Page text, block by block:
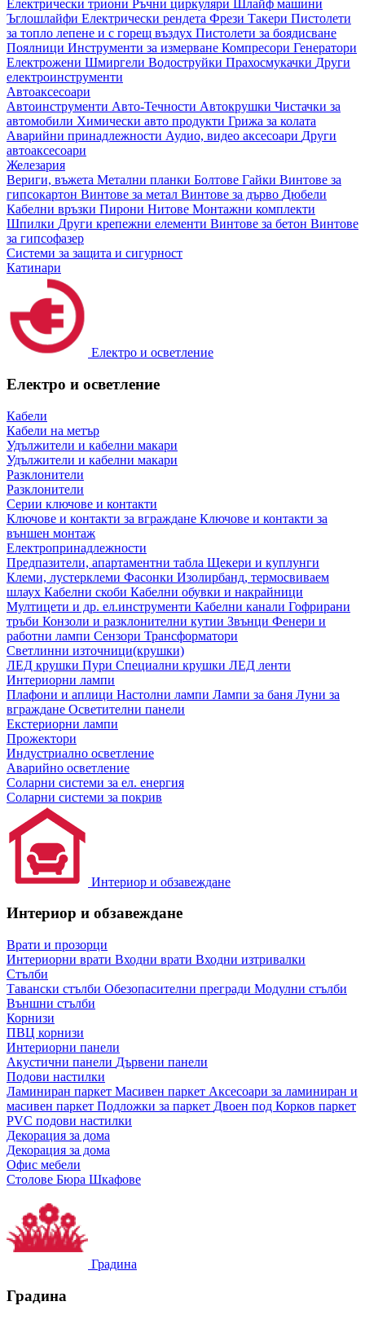
Електрически триони Ръчни циркуляри
Шлайф машини
Ъглошлайфи Електрически рендета Фрези Такери Пистолети
за топло лепене и с горещ въздух Пистолети за боядисване
Поялници Инструменти за измерване Компресори Генератори
Електрожени Шмиргели Водоструйки Прахосмукачки Други
електроинструменти
Автоаксесоари
Автоинструменти Авто-Течности Автокрушки Чистачки за
автомобили Химически авто продукти Грижа за колата
Аварийни принадлежности Аудио, видео аксесоари Други
автоаксесоари
Железария
Вериги, въжета Метални планки Болтове Гайки Винтове за
гипсокартон Винтове за метал Винтове за дърво Дюбели
Кабелни връзки Пирони Нитове Монтажни комплекти
Шпилки Други крепежни елементи Винтове за бетон Винтове
за гипсофазер
Системи за защита и сигурност
Катинари
Електро и осветление
Електро и осветление
Кабели
Кабели на метър
Удължители и кабелни макари
Удължители и кабелни макари
Разклонители
Разклонители
Серии ключове и контакти
Ключове и контакти за вграждане Ключове и контакти за
външен монтаж
Електропринадлежности
Предпазители, апартаментни табла Щекери и куплунги
Клеми, лустерклеми Фасонки Изолирбанд, термосвиваем
шлаух Кабелни скоби Кабелни обувки и накрайници
Мултицети и др. ел.инструменти Кабелни канали Гофрирани
тръби Конзоли и разклонителни кутии Звънци Фенери и
работни лампи Сензори Трансформатори
Светлинни източници(крушки)
ЛЕД крушки Пури Специални крушки ЛЕД ленти
Интериорни лампи
Плафони и аплици Настолни лампи Лампи за баня Луни за
вграждане Осветителни панели
Екстериорни лампи
Прожектори
Индустриално осветление
Аварийно осветление
Соларни системи за ел. енергия
Соларни системи за покрив
Интериор и обзавеждане
Интериор и обзавеждане
Врати и прозорци
Интериорни врати Входни врати Входни изтривалки
Стълби
Тавански стълби Обезопасителни прегради Модулни стълби
Външни стълби
Корнизи
ПВЦ корнизи
Интериорни панели
Акустични панели Дървени панели
Подови настилки
Ламиниран паркет Масивен паркет Аксесоари за ламиниран и
масивен паркет Подложки за паркет Двоен под Корков паркет
PVC подови настилки
Декорация за дома
Декорация за дома
Офис мебели
Столове Бюра Шкафове
Градина
Градина